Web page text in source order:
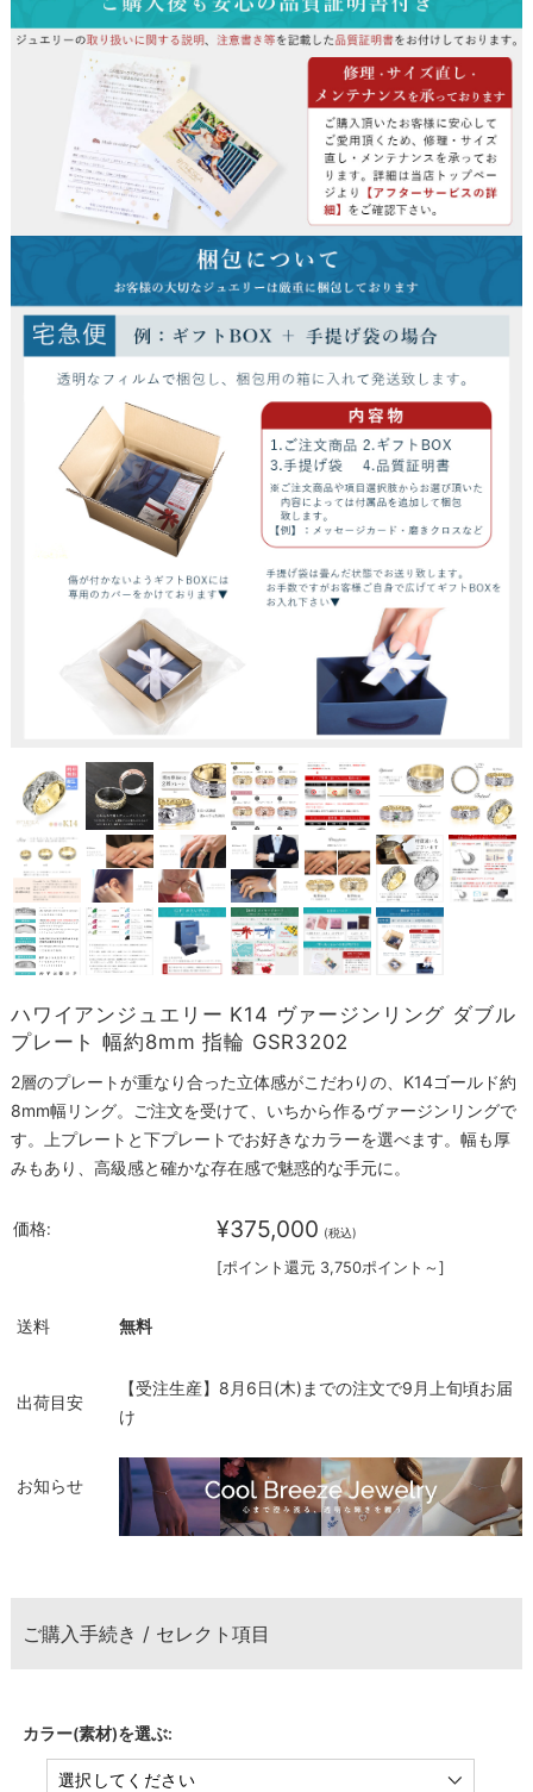
ハワイアンジュエリー K14 ヴァージンリング ダブル
プレート 幅約8mm 指輪 GSR3202
2層のプレートが重なり合った立体感がこだわりの、K14ゴールド約
8mm幅リング。ご注文を受けて、いちから作るヴァージンリングで
す。上プレートと下プレートでお好きなカラーを選べます。幅も厚
みもあり、高級感と確かな存在感で魅惑的な手元に。
価格: ¥375,000 (税込)
[ポイント還元 3,750ポイント～]
送料 無料
出荷目安
【受注生産】8月6日(木)までの注文で9月上旬頃お届
け
お知らせ
ご購入手続き / セレクト項目
カラー(素材)を選ぶ: